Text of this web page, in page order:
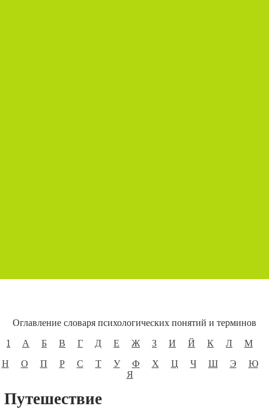
Оглавление словаря психологических понятий и терминов
1
А Б В Г Д Е Ж З И Й К Л
М
Н
О П Р С Т У Ф Х Ц Ч Ш Э
Ю
Я
Путешествие